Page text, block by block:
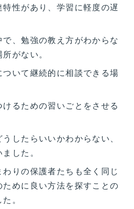
性があり、学習に軽度の遅
で、勉強の教え方がわからな
がない。
ついて継続的に相談できる場
けるための習いごとをさせる
したらいいかわからない、
した。
りの保護者たちも全く同じ
めに良い方法を探すことの
。